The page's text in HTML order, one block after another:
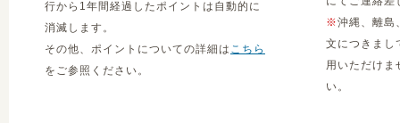
行から1年間経過したポイントは自動的に
消滅します。
その他、ポイントについての詳細は こちら
をご参照ください。
※沖縄、離島
文につきまし
用いただけま
い。